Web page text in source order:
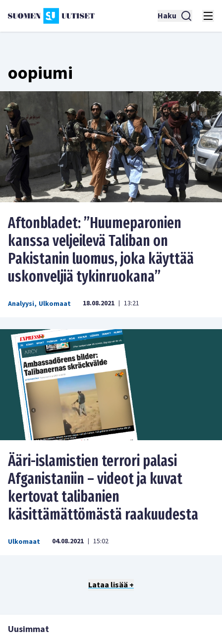
Haku
oopiumi
Aftonbladet: ”Huumeparonien
kanssa veljeilevä Taliban on
Pakistanin luomus, joka käyttää
uskonveljiä tykinruokana”
Analyysi, Ulkomaat 18.08.2021 | 13:21
Ääri-islamistien terrori palasi
Afganistaniin – videot ja kuvat
kertovat talibanien
käsittämättömästä raakuudesta
Ulkomaat 04.08.2021 | 15:02
Lataa lisää +
Uusimmat